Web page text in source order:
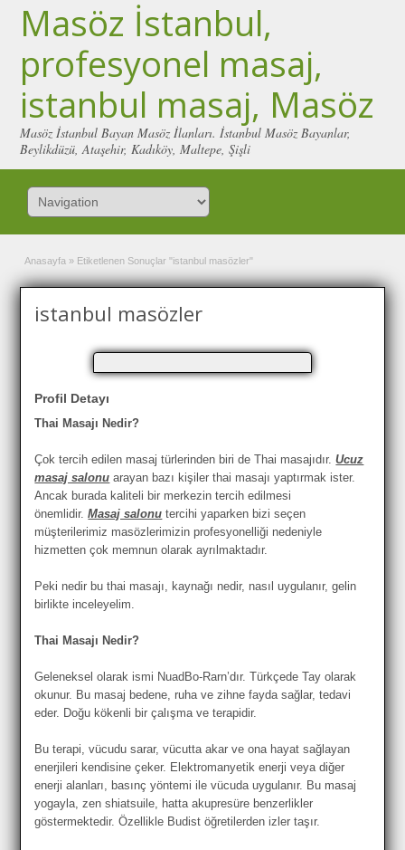
Masöz İstanbul,
profesyonel masaj,
istanbul masaj, Masöz
Masöz İstanbul Bayan Masöz İlanları. İstanbul Masöz Bayanlar,
Beylikdüzü, Ataşehir, Kadıköy, Maltepe, Şişli
Anasayfa » Etiketlenen Sonuçlar "istanbul masözler"
istanbul masözler
Profil Detayı
Thai Masajı Nedir?
Çok tercih edilen masaj türlerinden biri de Thai masajıdır.Ucuz
masaj salonu arayan bazı kişiler thai masajı yaptırmak ister.
Ancak burada kaliteli bir merkezin tercih edilmesi
önemlidir.Masaj salonu tercihi yaparken bizi seçen
müşterilerimiz masözlerimizin profesyonelliği nedeniyle
hizmetten çok memnun olarak ayrılmaktadır.
Peki nedir bu thai masajı, kaynağı nedir, nasıl uygulanır, gelin
birlikte inceleyelim.
Thai Masajı Nedir?
Geleneksel olarak ismi NuadBo-Rarn’dır. Türkçede Tay olarak
okunur. Bu masaj bedene, ruha ve zihne fayda sağlar, tedavi
eder. Doğu kökenli bir çalışma ve terapidir.
Bu terapi, vücudu sarar, vücutta akar ve ona hayat sağlayan
enerjileri kendisine çeker. Elektromanyetik enerji veya diğer
enerji alanları, basınç yöntemi ile vücuda uygulanır. Bu masaj
yogayla, zen shiatsuile, hatta akupresüre benzerlikler
göstermektedir. Özellikle Budist öğretilerden izler taşır.